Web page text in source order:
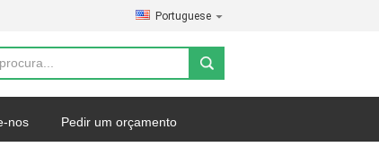
Portuguese
nos Pedir um orçamento